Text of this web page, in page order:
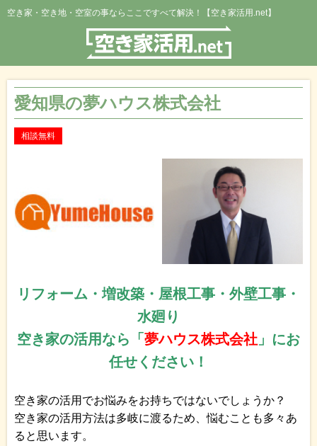
空き家・空き地・空室の事ならここですべて解決！【空き家活用.net】
愛知県の夢ハウス株式会社
相談無料
リフォーム・増改築・屋根工事・外壁工事・
水廻り
空き家の活用なら「 夢ハウス株式会社 」にお
任せください！
空き家の活用でお悩みをお持ちではないでしょうか？
空き家の活用方法は多岐に渡るため、悩むことも多々あ
ると思います。